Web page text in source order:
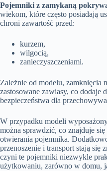
Pojemniki z zamykaną
wiekom, które często posiadają
chroni zawartość przed:
kurzem,
wilgocią,
zanieczyszczeniami.
Zależnie od modelu, zamknięcia
zastosowane zawiasy, co dodaje
bezpieczeństwa dla
W przypadku modeli
można sprawdzić, co znajduje
otwierania pojemnika.
przenoszenie i transport stają się
czyni te pojemniki niezwykle
użytkowaniu, zarówno w domu,